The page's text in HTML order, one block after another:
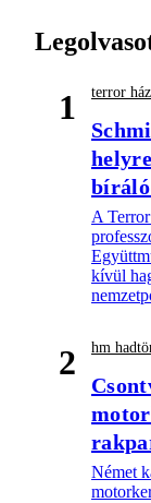
1 terror
bíráló
A
kívül
2 hm
Német